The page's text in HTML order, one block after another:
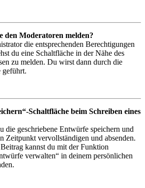
den Moderatoren melden?
die entsprechenden Berechtigungen
du eine Schaltfläche in der Nähe des
zu melden. Du wirst dann durch die
geführt.
Schaltfläche beim Schreiben eines
die geschriebene Entwürfe speichern und
Zeitpunkt vervollständigen und absenden.
kannst du mit der Funktion
verwalten“ in deinem persönlichen